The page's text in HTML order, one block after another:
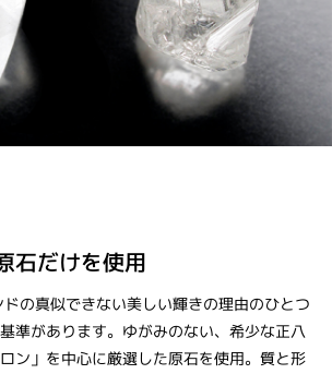
石だけを使用
の真似できない美しい輝きの理由のひとつ
準があります。ゆがみのない、希少な正八
ン」を中心に厳選した原石を使用。質と形